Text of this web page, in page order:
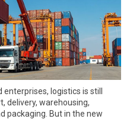
logistics is still
delivery, warehousing,
packaging. But in the new